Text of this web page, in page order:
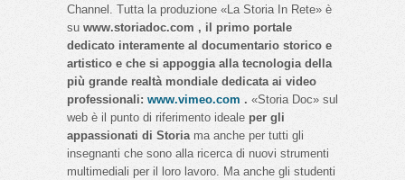
Channel. Tutta la produzione «La Storia In Rete» è
su www.storiadoc.com , il primo portale
dedicato interamente al documentario storico e
artistico e che si appoggia alla tecnologia della
più grande realtà mondiale dedicata ai video
professionali: www.vimeo.com . «Storia Doc» sul
web è il punto di riferimento ideale per gli
appassionati di Storiama anche per tutti gli
insegnanti che sono alla ricerca di nuovi strumenti
multimediali per il loro lavoro. Ma anche gli studenti